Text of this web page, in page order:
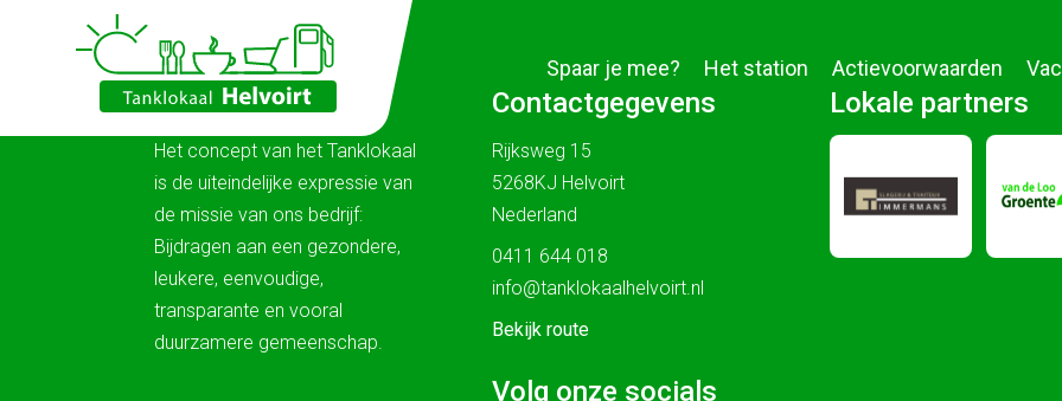
Spaar je mee? Het station Actievoorwaarden
Ons verhaal
Het concept van het Tanklokaal
is de uiteindelijke expressie van
de missie van ons bedrijf:
Bijdragen aan een gezondere,
leukere, eenvoudige,
transparante en vooral
duurzamere gemeenschap.
Contactgegevens
Rijksweg 15
5268KJ Helvoirt
Nederland
0411 644 018
info@tanklokaalhelvoirt.nl
Bekijk route
Volg onze socials
Lokale partners